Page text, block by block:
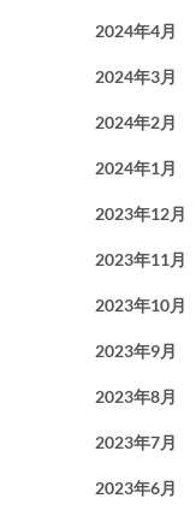
2024年4月
2024年3月
2024年2月
2024年1月
2023年12月
2023年11月
2023年10月
2023年9月
2023年8月
2023年7月
2023年6月